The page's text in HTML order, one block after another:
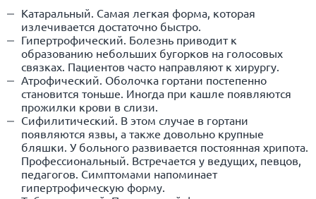
Катаральный. Самая легкая форма, которая
излечивается достаточно быстро.
Гипертрофический. Болезнь приводит к
образованию небольших бугорков на голосовых
связках. Пациентов часто направляют к хирургу.
Атрофический. Оболочка гортани постепенно
становится тоньше. Иногда при кашле появляются
прожилки крови в слизи.
Сифилитический. В этом случае в гортани
появляются язвы, а также довольно крупные
бляшки. У больного развивается постоянная хрипота.
Профессиональный. Встречается у ведущих, певцов,
педагогов. Симптомами напоминает
гипертрофическую форму.